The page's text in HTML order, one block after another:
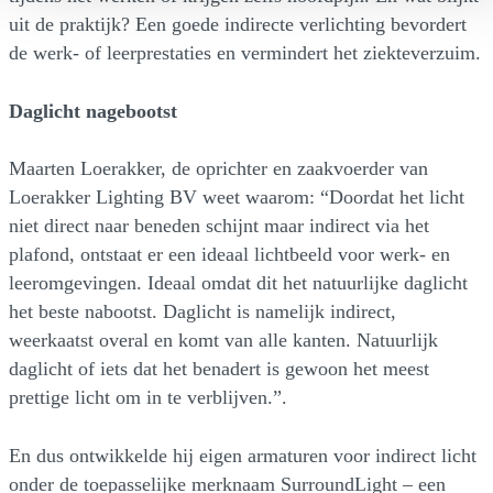
uit de praktijk? Een goede indirecte verlichting bevordert
de werk- of leerprestaties en vermindert het ziekteverzuim.
Daglicht nagebootst
Maarten Loerakker, de oprichter en zaakvoerder van
Loerakker Lighting BV weet waarom: “Doordat het licht
niet direct naar beneden schijnt maar indirect via het
plafond, ontstaat er een ideaal lichtbeeld voor werk- en
leeromgevingen. Ideaal omdat dit het natuurlijke daglicht
het beste nabootst. Daglicht is namelijk indirect,
weerkaatst overal en komt van alle kanten. Natuurlijk
daglicht of iets dat het benadert is gewoon het meest
prettige licht om in te verblijven.”.
En dus ontwikkelde hij eigen armaturen voor indirect licht
onder de toepasselijke merknaam SurroundLight – een